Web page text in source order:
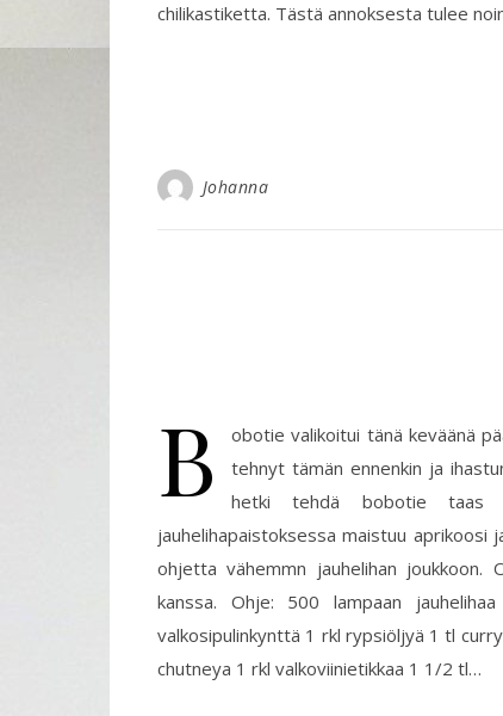
chilikastiketta. Tästä annoksesta tulee
Johanna
B
obotie valikoitui tänä keväänä
tehnyt tämän ennenkin ja
hetki tehdä bobotie taas
jauhelihapaistoksessa maistuu aprikoosi
ohjetta vähemmn jauhelihan
kanssa. Ohje: 500 lampaan
valkosipulinkynttä 1 rkl rypsiöljyä 1 tl
chutneya 1 rkl valkoviinietikkaa 1 1/2 tl…